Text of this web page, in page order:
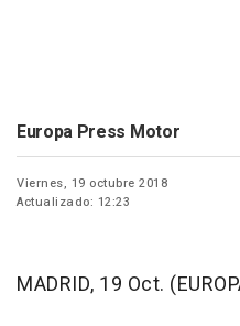
Europa Press Motor
Viernes, 19 octubre 2018
Actualizado: 12:23
MADRID, 19 Oct.